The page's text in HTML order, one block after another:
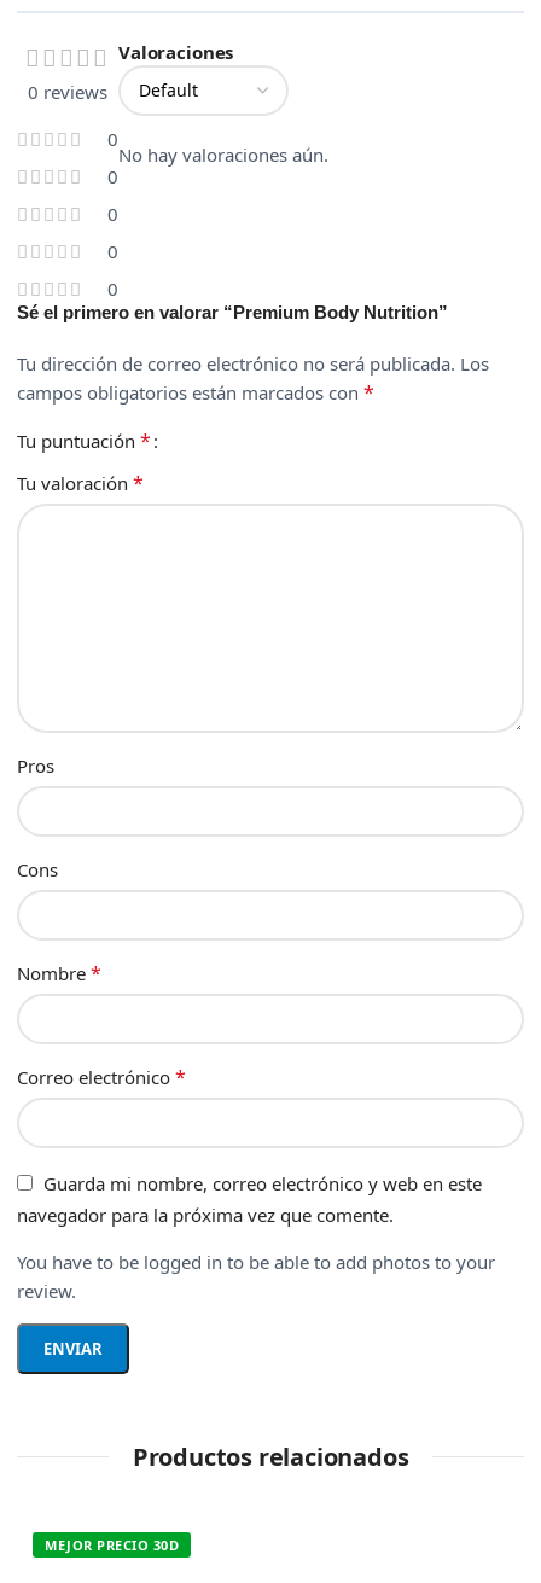
0 reviews
0
0
0
0
0
Valoraciones
No hay valoraciones aún.
Sé el primero en valorar “Premium Body Nutrition”
Tu dirección de correo electrónico no será publicada. Los
campos obligatorios están marcados con *
Tu puntuación *
Tu valoración *
Pros
Cons
Nombre *
Correo electrónico *
Guarda mi nombre, correo electrónico y web en este
navegador para la próxima vez que comente.
You have to be logged in to be able to add photos to your
review.
Productos relacionados
MEJOR PRECIO 30D